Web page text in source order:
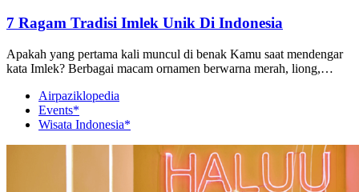
7 Ragam Tradisi Imlek Unik Di Indonesia
Apakah yang pertama kali muncul di benak Kamu saat mendengar
kata Imlek? Berbagai macam ornamen berwarna merah, liong,…
Airpaziklopedia
Events*
Wisata Indonesia*